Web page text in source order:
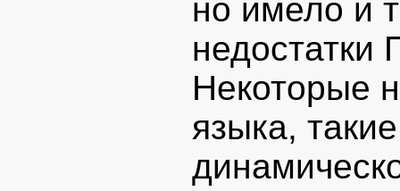
но имело и
недостатки
Некоторые
языка,